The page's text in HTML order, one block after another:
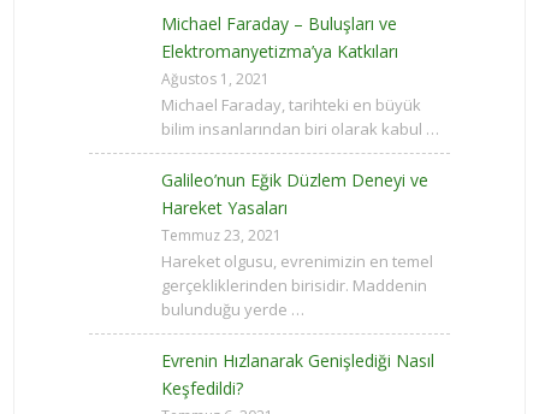
Michael Faraday – Buluşları ve
Elektromanyetizma’ya Katkıları
Ağustos 1, 2021
Michael Faraday, tarihteki en büyük
bilim insanlarından biri olarak kabul …
Galileo’nun Eğik Düzlem Deneyi ve
Hareket Yasaları
Temmuz 23, 2021
Hareket olgusu, evrenimizin en temel
gerçekliklerinden birisidir. Maddenin
bulunduğu yerde …
Evrenin Hızlanarak Genişlediği Nasıl
Keşfedildi?